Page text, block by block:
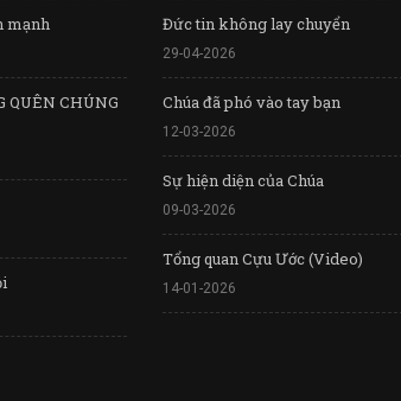
mạnh
QUÊN CHÚNG
Đức tin không lay chuyển
29-04-2026
Chúa đã phó vào tay bạn
12-03-2026
Sự hiện diện của Chúa
09-03-2026
Tổng quan Cựu Ước (Video)
14-01-2026